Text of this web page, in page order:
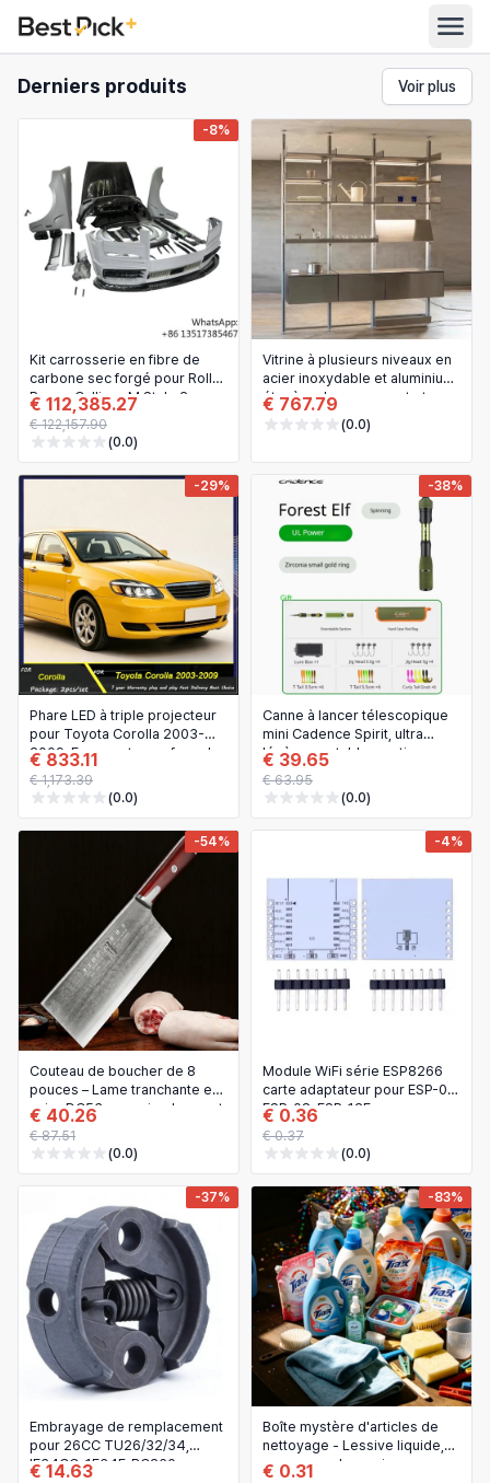
Toutes les catégories
Électroménager
Alimentation et épicerie
Vêtements femme
Jouets et jeux
Meubles
Beauté et santé
Chaussures
Extensions de cheveux et perruques
Articles pour animaux
Électronique
Téléphones et accessoires
Bijoux et accessoires
Terrasse, pelouse et jardin
Outils et bricolage
Bébé et maternité
Sports et plein air
Arts, loisirs créatifs et couture
Fournitures de bureau et scolaires
Nouveautés et usage spécial
Livres et médias
Commerce, industrie et science
Toutes les boutiques
Rechercher
Français
English
Bahasa Indonesia
Deutsch
Español
Français
Italiano
Nederlands
Polski
Português
Tiếng Việt
Русский
日本語
한국어
Derniers produits Voir plus
-8%
Kit carrosserie en fibre de
carbone sec forgé pour Rolls
Royce Cullinan M Style 2e
génération pare-chocs avant
et arrière
€ 112,385.27
€ 122,157.90
(0.0)
Vitrine à plusieurs niveaux en
acier inoxydable et aluminium,
étagère de rangement et
bibliothèque
€ 767.79
(0.0)
-29%
Phare LED à triple projecteur
pour Toyota Corolla 2003-
2009, Feu avant avec feux de
jour DRL
€ 833.11
€ 1,173.39
(0.0)
-38%
Canne à lancer télescopique
mini Cadence Spirit, ultra
légère, portable, section
courte, pour la pêche à la
truite en rivière
€ 39.65
€ 63.95
(0.0)
-54%
Couteau de boucher de 8
pouces – Lame tranchante en
acier DC53 pour viande, os et
volaille
€ 40.26
€ 87.51
(0.0)
-4%
Module WiFi série ESP8266
carte adaptateur pour ESP-07,
ESP-08, ESP-12E
€ 0.36
€ 0.37
(0.0)
-37%
Embrayage de remplacement
pour 26CC TU26/32/34,
IE34CC, 1E34F, BC260,
€ 14.63
-83%
Boîte mystère d'articles de
nettoyage - Lessive liquide,
savon pour les mains,
€ 0.31